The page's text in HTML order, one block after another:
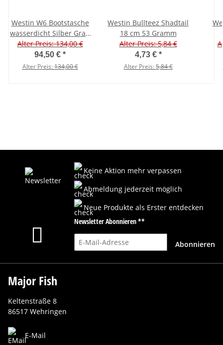
Westin W6 Bootstasche
wasserdicht Silber Grau
L
Alter Preis: 134,00 €
94,50 € *
Alter Preis:134,00 €
Westin Bullteez Shadtail
18 cm 53 Gramm
Alter Preis: 5,84 €
4,73 € *
Alter Preis:5,84 €
Keine Aktion mehr verpassen
Abmeldung jederzeit möglich
Neue Produkte als Erster entdecken
Newsletter Abonnieren **
E-Mail-Adresse
Abonnieren
Major Fish
Keltenstraße 8
86517 Wehringen
E-Mail